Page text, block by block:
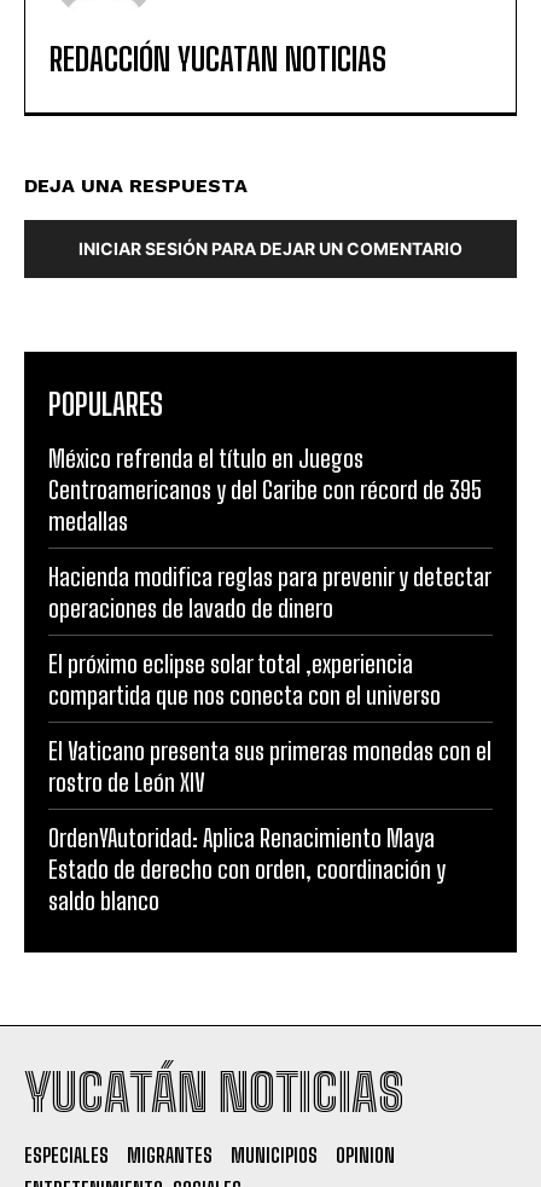
REDACCIÓN YUCATAN NOTICIAS
DEJA UNA RESPUESTA
INICIAR SESIÓN PARA DEJAR UN COMENTARIO
POPULARES
México refrenda el título en Juegos
Centroamericanos y del Caribe con récord de 395
medallas
Hacienda modifica reglas para prevenir y detectar
operaciones de lavado de dinero
El próximo eclipse solar total ,experiencia
compartida que nos conecta con el universo
El Vaticano presenta sus primeras monedas con el
rostro de León XIV
OrdenYAutoridad: Aplica Renacimiento Maya
Estado de derecho con orden, coordinación y
saldo blanco
YUCATÁN NOTICIAS
ESPECIALES MIGRANTES MUNICIPIOS
OPINION